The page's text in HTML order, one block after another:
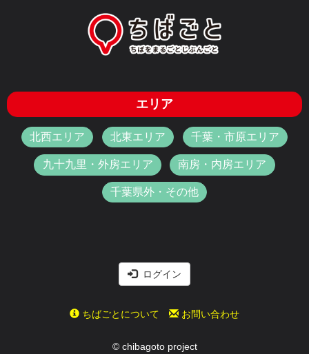
エリア
北西エリア 北東エリア 千葉・市原エリア
九十九里・外房エリア 南房・内房エリア
千葉県外・その他
ログイン
ちばごとについて お問い合わせ
© chibagoto project